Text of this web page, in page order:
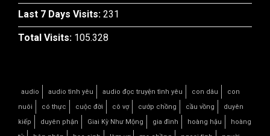
Last 7 Days Visits: 231
Total Visits: 105.328
audio audio tình yêu audio đọc truyện tình yêu con dâu
con
nuôi
có thực cuộc đời cô vợ cướp chồng cầu vồng
duyên
kiếp
duyên phận Giai Kỳ Như Mộng gia đình hoàng hậu
hoàng